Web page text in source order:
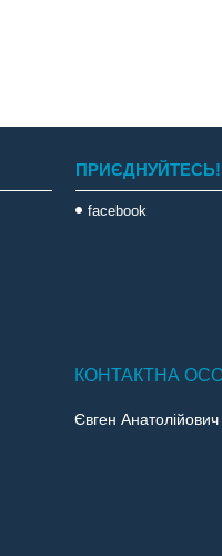
ПРИЄДНУЙТЕСЬ!
facebook
Євген Анатолійович